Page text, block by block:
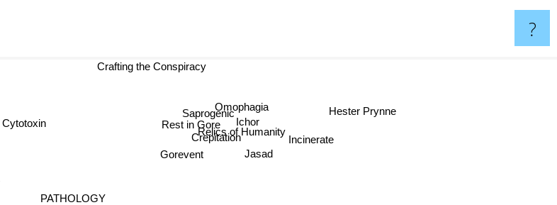
?
PATHOLOGY
Gorevent Jasad
Cytotoxin
Incinerate
Rest in Gore
Crepitation
Relics of Humanity
Ichor
Saprogenic
Crafting the Conspiracy
Omophagia
Hester Prynne